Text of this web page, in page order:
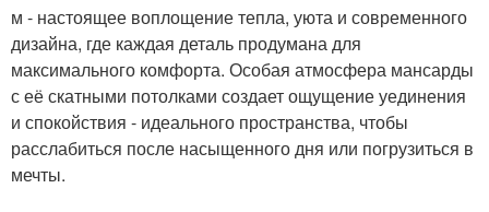
м - настоящее воплощение тепла, уюта и современного
дизайна, где каждая деталь продумана для
максимального комфорта. Особая атмосфера мансарды
с её скатными потолками создает ощущение уединения
и спокойствия - идеального пространства, чтобы
расслабиться после насыщенного дня или погрузиться в
мечты.